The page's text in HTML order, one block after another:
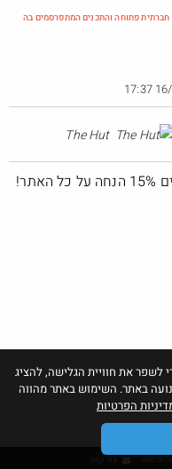
@Shlomo59
2 · 0 · 258
לשפר את חוויית הגלישה, להציג
באתר. השימוש באתר מהווה
הפרטיות
חברתית פתוחה והתכנים המתפרסמים בה
The Hut